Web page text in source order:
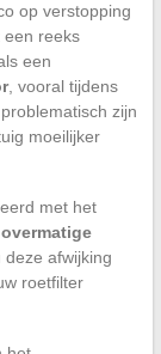
op verstopping
een reeks
een
, vooral tijdens
zijn
moeilijker
met het
overmatige
deze afwijking
roetfilter